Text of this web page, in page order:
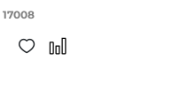
17008